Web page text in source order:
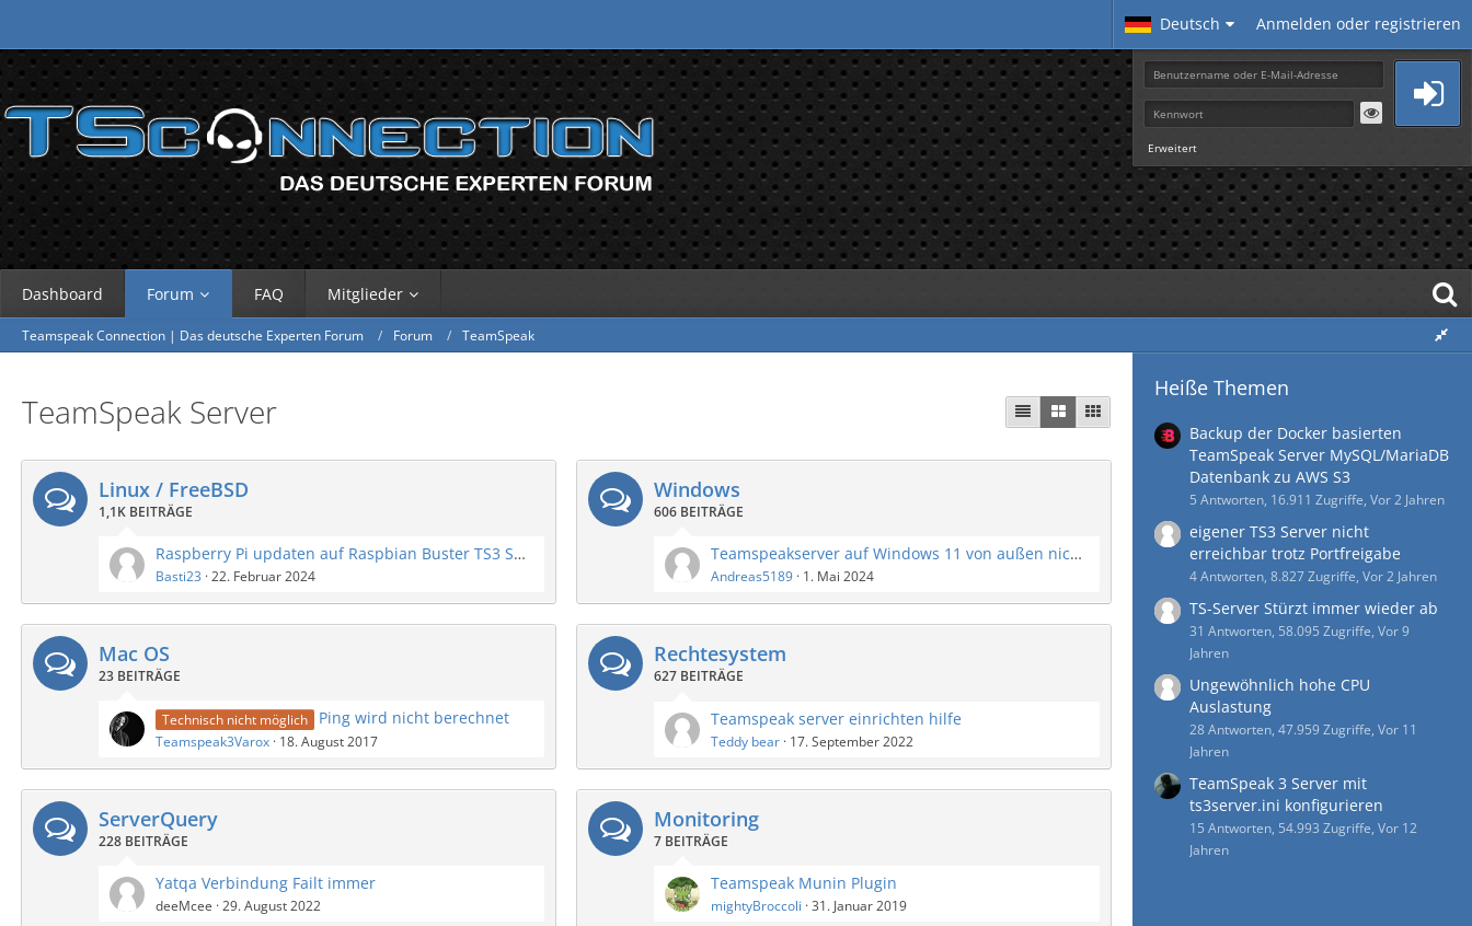
Deutsch Anmelden oder registrieren
Erweitert
Dashboard Forum FAQ Mitglieder
Teamspeak Connection | Das deutsche Experten Forum Forum TeamSpeak
TeamSpeak Server
Linux / FreeBSD
1,1K BEITRÄGE
Raspberry Pi updaten auf Raspbian Buster TS3 Server
Basti23 22. Februar 2024
Windows
606 BEITRÄGE
Teamspeakserver auf Windows 11 von außen nicht erreichbar
Andreas5189 1. Mai 2024
Mac OS
23 BEITRÄGE
Technisch nicht möglich Ping wird nicht berechnet
Teamspeak3Varox 18. August 2017
Rechtesystem
627 BEITRÄGE
Teamspeak server einrichten hilfe
Teddy bear 17. September 2022
ServerQuery
228 BEITRÄGE
Yatqa Verbindung Failt immer
deeMcee 29. August 2022
Monitoring
7 BEITRÄGE
Teamspeak Munin Plugin
mightyBroccoli 31. Januar 2019
Heiße Themen
Backup der Docker basierten
TeamSpeak Server MySQL/MariaDB
Datenbank zu AWS S3
5 Antworten, 16.911 Zugriffe, Vor 2 Jahren
eigener TS3 Server nicht
erreichbar trotz Portfreigabe
4 Antworten, 8.827 Zugriffe, Vor 2 Jahren
TS-Server Stürzt immer wieder ab
31 Antworten, 58.095 Zugriffe, Vor 9
Jahren
Ungewöhnlich hohe CPU
Auslastung
28 Antworten, 47.959 Zugriffe, Vor 11
Jahren
TeamSpeak 3 Server mit
ts3server.ini konfigurieren
15 Antworten, 54.993 Zugriffe, Vor 12
Jahren